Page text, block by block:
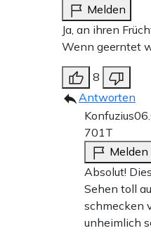
Melden
Ja, an ihren
Wenn geerntet
8
Antworten
Konfuzius
701T
Melden
Absolut!
Sehen toll
schmecken
unheimlich